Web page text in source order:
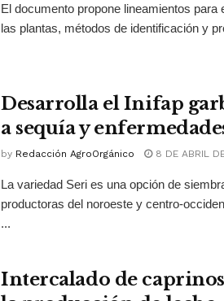
El documento propone lineamientos para
las plantas, métodos de identificación y
Desarrolla el Inifap
a sequía y
by Redacción AgroOrgánico 8 DE ABRIL
La variedad Seri es una opción de
productoras del noroeste y centro-
...
Intercalado de